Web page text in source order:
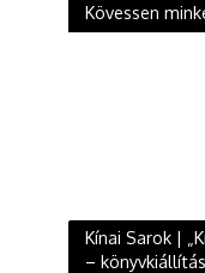
Kövessen
Kínai Sarok |
– könyvkiállítás